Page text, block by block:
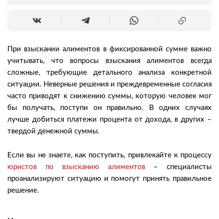
При взыскании алиментов в фиксированной сумме важно
учитывать, что вопросы взыскания алиментов всегда
сложные, требующие детального анализа конкретной
ситуации. Неверные решения и преждевременные согласия
часто приводят к снижению суммы, которую человек мог
бы получать, поступи он правильно. В одних случаях
лучше добиться платежи процента от дохода, в других –
твердой денежной суммы.
Если вы не знаете, как поступить, привлекайте к процессу
юристов по взысканию алиментов– специалисты
проанализируют ситуацию и помогут принять правильное
решение.